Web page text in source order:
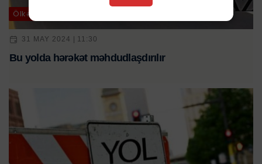
Ölkə
31 MAY 2024 | 11:30
Bu yolda hərəkət məhdudlaşdırılır